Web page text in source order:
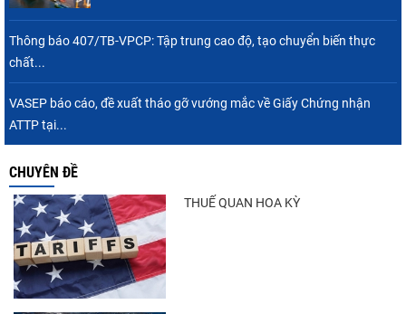
Thông báo 407/TB-VPCP: Tập trung cao độ, tạo chuyển biến thực
chất...
VASEP báo cáo, đề xuất tháo gỡ vướng mắc về Giấy Chứng nhận
ATTP tại...
CHUYÊN ĐỀ
THUẾ QUAN HOA KỲ